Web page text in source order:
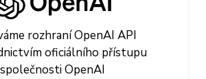
rozhraní OpenAI API
oficiálního přístupu
společnosti OpenAI